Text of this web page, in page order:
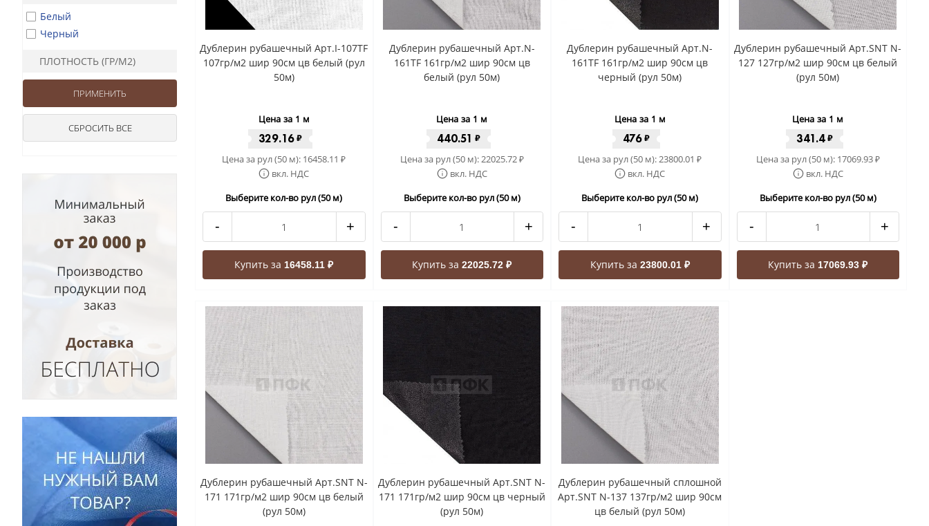
Белый
Черный
ПЛОТНОСТЬ (ГР/М2)
Дублерин рубашечный Арт.I-107TF
107гр/м2 шир 90см цв белый (рул
50м)
Цена за 1 м
329.16₽
Цена за рул (50 м): 16458.11₽
вкл. НДС
Выберите кол-во рул (50 м)
- +
Купить за16458.11 ₽
Дублерин рубашечный Арт.N-
161TF 161гр/м2 шир 90см цв
белый (рул 50м)
Цена за 1 м
440.51 ₽
Цена за рул (50 м):22025.72₽
вкл. НДС
Выберите кол-во рул (50 м)
- +
Купить за22025.72 ₽
Дублерин рубашечный Арт.N-
161TF 161гр/м2 шир 90см цв
черный (рул 50м)
Цена за 1 м
476₽
Цена за рул (50 м):23800.01₽
вкл. НДС
Выберите кол-во рул (50 м)
- +
Купить за 23800.01 ₽
Дублерин рубашечный Арт.SNT N-
127 127гр/м2 шир 90см цв белый
(рул 50м)
Цена за 1 м
341.4₽
Цена за рул (50 м): 17069.93₽
вкл. НДС
Выберите кол-во рул (50 м)
- +
Купить за17069.93 ₽
Дублерин рубашечный Арт.SNT N-
171 171гр/м2 шир 90см цв белый
(рул 50м)
Дублерин рубашечный Арт.SNT N-
171 171гр/м2 шир 90см цв черный
(рул 50м)
Дублерин рубашечный сплошной
Арт.SNT N-137 137гр/м2 шир 90см
цв белый (рул 50м)